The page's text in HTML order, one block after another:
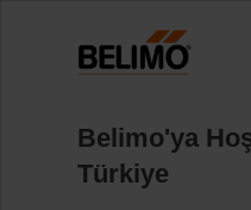
Belimo'ya
Türkiye